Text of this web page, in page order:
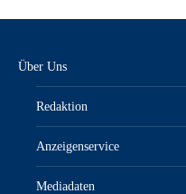
Über Uns
Redaktion
Anzeigenservice
Mediadaten